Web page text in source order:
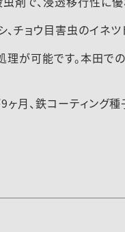
チョウ目害虫のイネ
が可能です。本田
月、鉄コーティング